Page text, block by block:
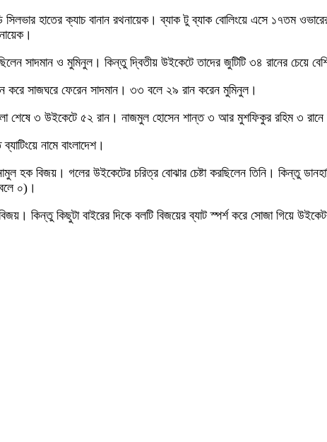
সিলভার হাতের ক্যাচ বানান রথনায়েক। ব্যাক টু ব্যাক বোলিংয়ে এসে ১৭তম
সাদমান ও মুমিনুল। কিন্তু দ্বিতীয় উইকেটে তাদের জুটিটি ৩৪ রানের চেয়ে
করে সাজঘরে ফেরেন সাদমান। ৩৩ বলে ২৯ রান করেন মুমিনুল।
শেষে ৩ উইকেটে ৫২ রান। নাজমুল হোসেন শান্ত ৩ আর মুশফিকুর রহিম ৩ রানে
নামে বাংলাদেশ।
হক বিজয়। গলের উইকেটের চরিত্র বোঝার চেষ্টা করছিলেন তিনি। কিন্তু
০)।
বিজয়। কিন্তু কিছুটা বাইরের দিকে বলটি বিজয়ের ব্যাট স্পর্শ করে সোজা গিয়ে